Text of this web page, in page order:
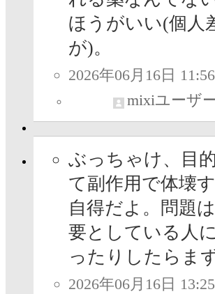
ほうがいい(個人
が)。
2026年06月16日 11:56
mixiユーザ
ぶっちゃけ、目
て副作用で体壊
自得だよ。問題
要としている人
ったりしたらま
2026年06月16日 13:25